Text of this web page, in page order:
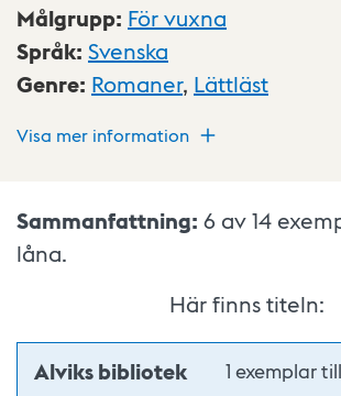
Målgrupp: För vuxna
Språk: Svenska
Genre: Romaner, Lättläst
Visa mer information
Sammanfattning: 6 av 14
låna.
Här finns titeln:
Alviks bibliotek 1 exemplar